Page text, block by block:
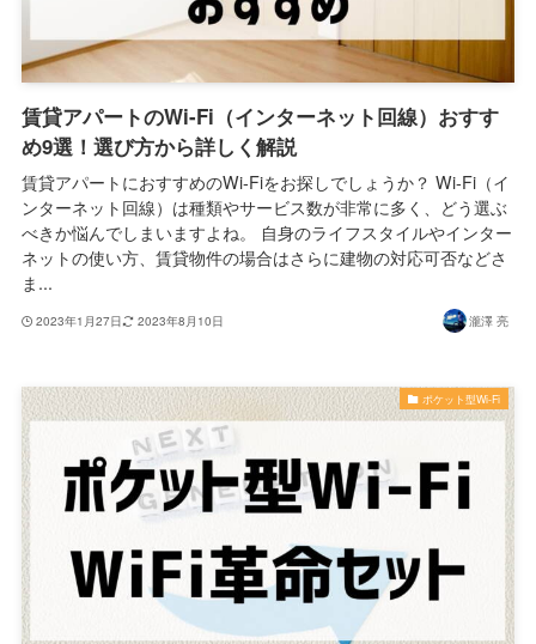
賃貸アパートのWi-Fi（インターネット回線）おすす
め9選！選び方から詳しく解説
賃貸アパートにおすすめのWi-Fiをお探しでしょうか？ Wi-Fi（イ
ンターネット回線）は種類やサービス数が非常に多く、どう選ぶ
べきか悩んでしまいますよね。 自身のライフスタイルやインター
ネットの使い方、賃貸物件の場合はさらに建物の対応可否などさ
ま...
2023年1月27日 2023年8月10日 瀧澤 亮
ポケット型Wi-Fi